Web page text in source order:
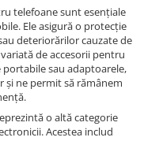
telefoane sunt esențiale
Ele asigură o protecție
deteriorărilor cauzate de
de accesorii pentru
sau adaptoarele,
și ne permit să rămânem
o altă categorie
Acestea includ